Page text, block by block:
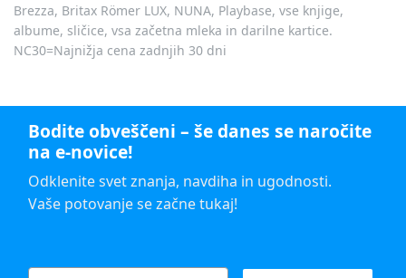
Brezza, Britax Römer LUX, NUNA, Playbase, vse knjige,
albume, sličice, vsa začetna mleka in darilne kartice.
NC30=Najnižja cena zadnjih 30 dni
Bodite obveščeni – še danes se naročite
na e-novice!
Odklenite svet znanja, navdiha in ugodnosti.
Vaše potovanje se začne tukaj!